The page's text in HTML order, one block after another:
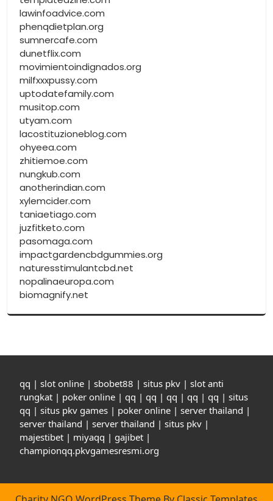
lawinfoadvice.com
phenqdietplan.org
sumnercafe.com
dunetflix.com
movimientoindignados.org
milfxxxpussy.com
uptodatefamily.com
musitop.com
utyam.com
lacostituzioneblog.com
ohyeea.com
zhitiemoe.com
nungkub.com
anotherindian.com
xylemcider.com
taniaetiago.com
juzfitketo.com
pasomaga.com
impactgardencbdgummies.org
naturesstimulantcbd.net
nopalinaeuropa.com
biomagnify.net
qq | slot online | sbobet88 | situs pkv | slot anti
rungkat | poker online | qq | qq | qq | qq | qq | situs
qq | situs pkv games | poker online | server thailand |
server thailand | server thailand | situs pkv |
majestibet | miyaqq | gajibet |
championqq.pkvgamesresmi.org